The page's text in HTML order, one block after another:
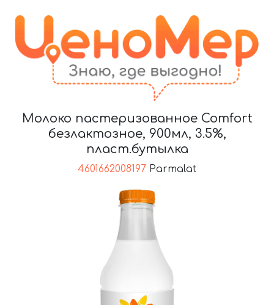
Молоко пастеризованное Comfort
безлактозное, 900мл, 3.5%,
пласт.бутылка
4601662008197 Parmalat